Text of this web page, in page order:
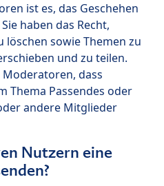
ist es, das Geschehen
haben das Recht,
löschen sowie Themen zu
und zu teilen.
dass
Thema Passendes oder
andere Mitglieder
Nutzern eine